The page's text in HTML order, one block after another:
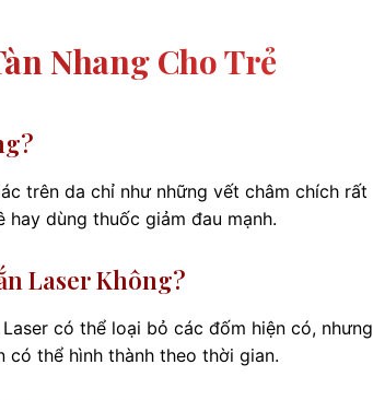
Nhang Cho Trẻ
trên da chỉ như những vết châm chích rất
dùng thuốc giảm đau mạnh.
Laser Không?
có thể loại bỏ các đốm hiện có, nhưng
thể hình thành theo thời gian.